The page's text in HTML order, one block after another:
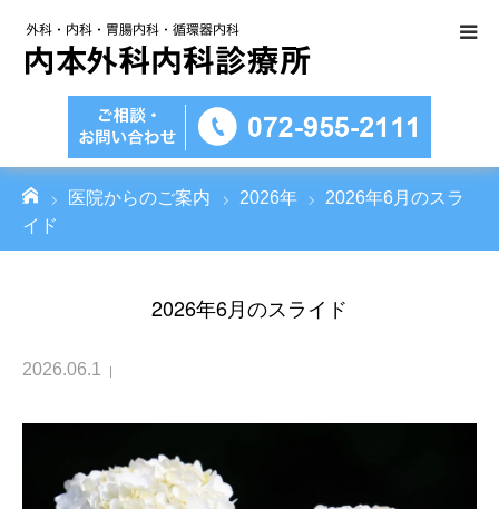
ム 医院からのご案内 2026年
2026年6月のスラ
イド
2026年6月のスライド
2026.06.1
医院のご紹介
診療科目のご案内